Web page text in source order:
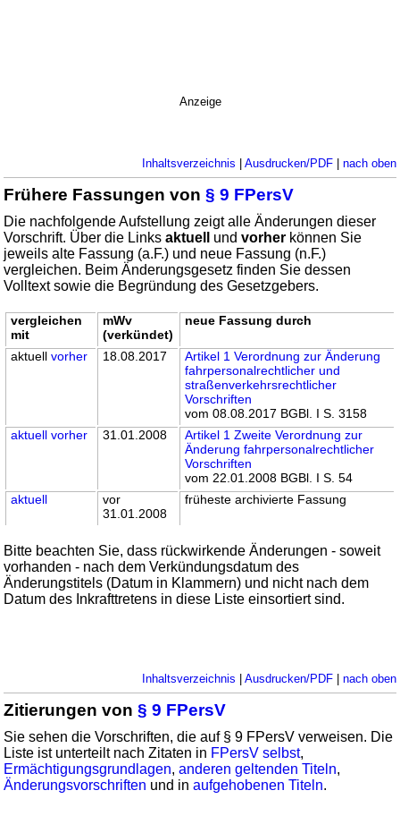
Anzeige
Inhaltsverzeichnis | Ausdrucken/PDF| nach oben
Frühere Fassungen von§ 9 FPersV
Die nachfolgende Aufstellung zeigt alle Änderungen dieser
Vorschrift. Über die Linksaktuell undvorher können Sie
jeweils alte Fassung (a.F.) und neue Fassung (n.F.)
vergleichen. Beim Änderungsgesetz finden Sie dessen
Volltext sowie die Begründung des Gesetzgebers.
vergleichen
mit
mWv
(verkündet)
neue Fassung durch
aktuellvorher 18.08.2017
Artikel 1 Verordnung zur Änderung
fahrpersonalrechtlicher und
straßenverkehrsrechtlicher
Vorschriften
vom 08.08.2017 BGBl. I S. 3158
aktuell vorher 31.01.2008
Artikel 1 Zweite Verordnung zur
Änderung fahrpersonalrechtlicher
Vorschriften
vom 22.01.2008 BGBl. I S. 54
aktuell
vor
31.01.2008
früheste archivierte Fassung
Bitte beachten Sie, dass rückwirkende Änderungen - soweit
vorhanden - nach dem Verkündungsdatum des
Änderungstitels (Datum in Klammern) und nicht nach dem
Datum des Inkrafttretens in diese Liste einsortiert sind.
Inhaltsverzeichnis | Ausdrucken/PDF| nach oben
Zitierungen von§ 9 FPersV
Sie sehen die Vorschriften, die auf § 9 FPersV verweisen. Die
Liste ist unterteilt nach Zitaten in FPersV selbst,
Ermächtigungsgrundlagen,anderen geltenden Titeln,
Änderungsvorschriften und inaufgehobenen Titeln.